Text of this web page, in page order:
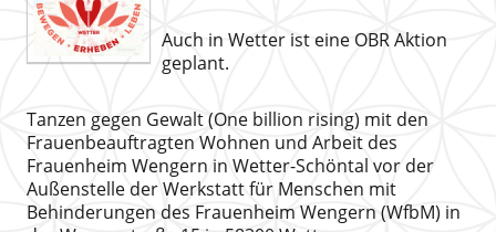
Auch in Wetter ist eine OBR Aktion
geplant.
Tanzen gegen Gewalt (One billion rising) mit den
Frauenbeauftragten Wohnen und Arbeit des
Frauenheim Wengern in Wetter-Schöntal vor der
Außenstelle der Werkstatt für Menschen mit
Behinderungen des Frauenheim Wengern (WfbM) in